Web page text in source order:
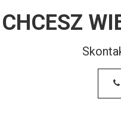
CHCESZ